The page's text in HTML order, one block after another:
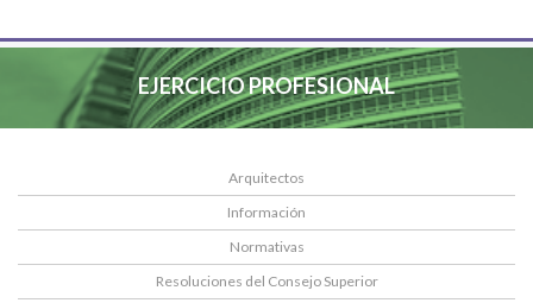
EJERCICIO PROFESIONAL
Arquitectos
Información
Normativas
Resoluciones del Consejo Superior